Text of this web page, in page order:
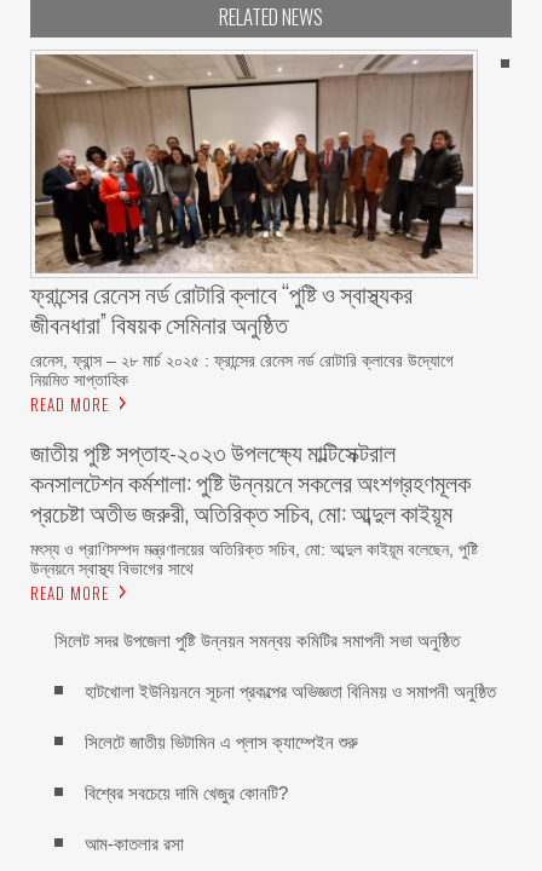
RELATED NEWS
ফ্রান্সের রেনেস নর্ড রোটারি ক্লাবে “পুষ্টি ও স্বাস্থ্যকর
জীবনধারা” বিষয়ক সেমিনার অনুষ্ঠিত
রেনেস, ফ্রান্স – ২৮ মার্চ ২০২৫ : ফ্রান্সের রেনেস নর্ড রোটারি ক্লাবের উদ্যোগে
নিয়মিত সাপ্তাহিক
READ MORE
জাতীয় পুষ্টি সপ্তাহ-২০২৩ উপলক্ষ্যে মাল্টিসেক্টরাল
কনসালটেশন কর্মশালা: পুষ্টি উন্নয়নে সকলের অংশগ্রহণমূলক
প্রচেষ্টা অতীভ জরুরী, অতিরিক্ত সচিব, মো: আব্দুল কাইয়ূম
মৎস্য ও প্রাণিসম্পদ মন্ত্রণালয়ের অতিরিক্ত সচিব, মো: আব্দুল কাইয়ূম বলেছেন, পুষ্টি
উন্নয়নে স্বাস্থ্য বিভাগের সাথে
READ MORE
সিলেট সদর উপজেলা পুষ্টি উন্নয়ন সমন্বয় কমিটির সমাপনী সভা অনুষ্ঠিত
হাটখোলা ইউনিয়ননে সূচনা প্রকল্পের অভিজ্ঞতা বিনিময় ও সমাপনী অনুষ্ঠিত
সিলেটে জাতীয় ভিটামিন এ প্লাস ক্যাম্পেইন শুরু
বিশ্বের সবচেয়ে দামি খেজুর কোনটি?
আম-কাতলার রসা